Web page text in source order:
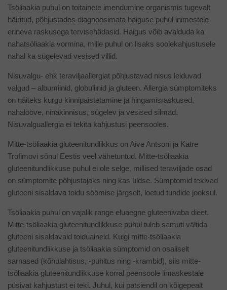
Tsöliaakia puhul on toitainete imendumine organismis tugevalt
häiritud, põhjustades diagnoosimata haiguse puhul inimestele
erineva raskusega tervisehädasid. Haigus võib avalduda ka
nahatsöliaakia vormina, mille puhul on lisaks soolekahjustusele
nahal ka sügelevad vesised villid.
Nisuvalgu- ehk teraviljaallergiat põhjustavad nisus leiduvad
valgud – albumiinid, globuliinid ja gluteen. Allergia sümptomiteks
on näiteks kurgu kinnipaistetamine ja hingamisraskused,
nahalööve, ninakinnisus, sügelev ja vesised silmad.
Nisuvalguallergia ei tekita kahjustusi peensooles.
Mitte-tsöliaakia gluteenitundlikkus on Aive Antsoni ja Katre
Trofimovi sõnul Eestis veel vähetuntud. Mitte-tsöliaakia
gluteenitundlikkuse puhul ei ole selge, millised teraviljade osad
on sümptomite põhjustajaks ning kas üldse. Sümptomid tekivad
gluteeni sisaldava toidu söömise järgselt, loetud tundide jooksul.
Tsöliaakia puhul on vajalik range eluaegne gluteenivaba dieet.
Mitte-tsöliaakia gluteenitundlikkuse puhul tuleb samuti vältida
gluteeni sisaldavaid toiduaineid. Kuigi mitte-tsöliaakia
gluteenitundlikkuse ja tsöliaakia sümptomid on osaliselt
sarnased (kõhulahtisus, -puhitus ning -krambid), siis mitte-
tsöliaakia gluteenitundlikkuse korral peensoole limaskestale
püsivat kahjustust ei teki. Juhul, kui patsiendil on kõigepealt